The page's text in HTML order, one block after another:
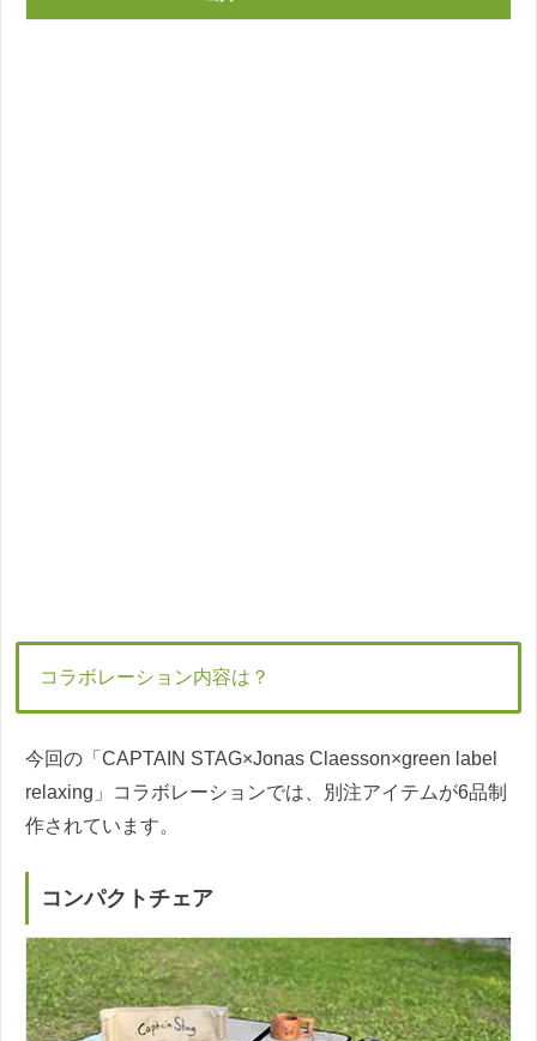
コラボレーション内容は？
今回の「CAPTAIN STAG×Jonas Claesson×green label
relaxing」コラボレーションでは、別注アイテムが6品制
作されています。
コンパクトチェア